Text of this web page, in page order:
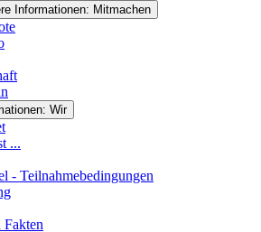
Informationen: Mitmachen
Wir
...
- Teilnahmebedingungen
Fakten